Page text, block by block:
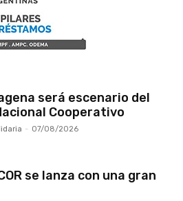
será escenario del
Cooperativo
- 07/08/2026
se lanza con una gran